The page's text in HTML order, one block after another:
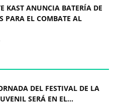
KAST ANUNCIA BATERÍA DE
PARA EL COMBATE AL
DEL FESTIVAL DE LA
SERÁ EN EL...